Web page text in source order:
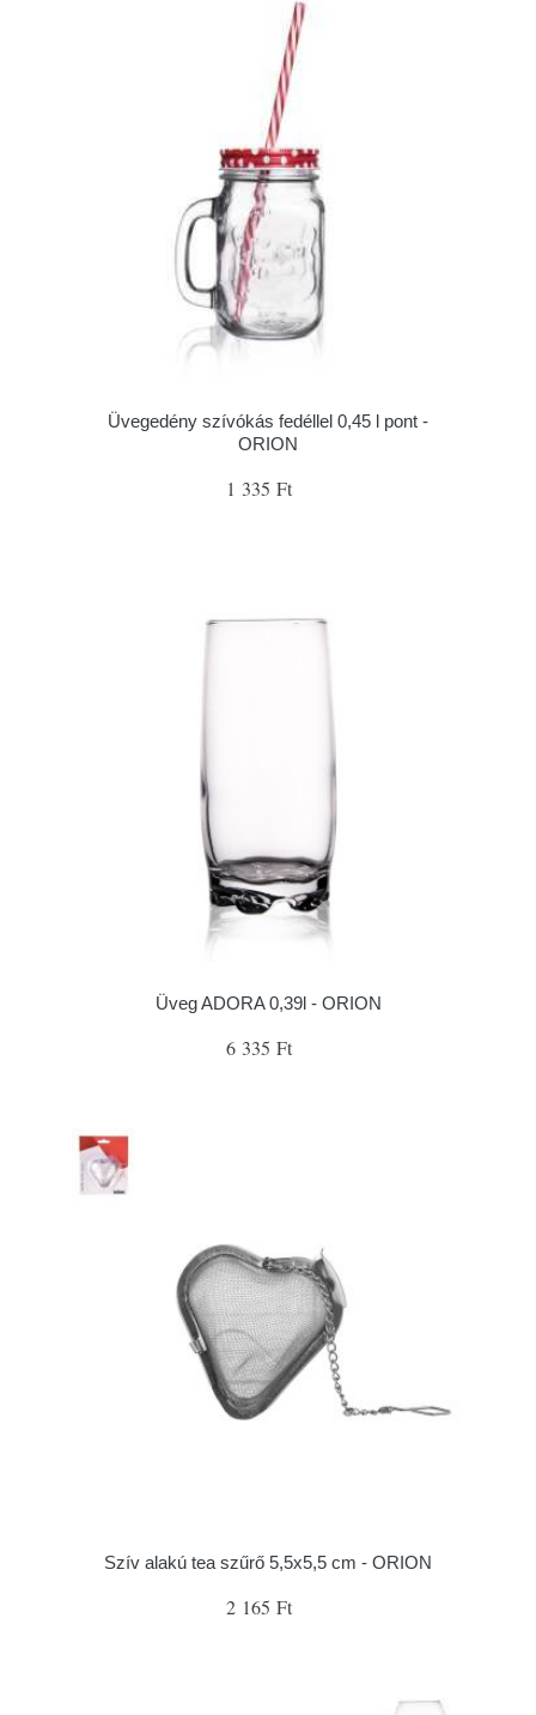
Üvegedény szívókás fedéllel 0,45 l pont -
ORION
1 335 Ft
Üveg ADORA 0,39l - ORION
6 335 Ft
Szív alakú tea szűrő 5,5x5,5 cm - ORION
2 165 Ft